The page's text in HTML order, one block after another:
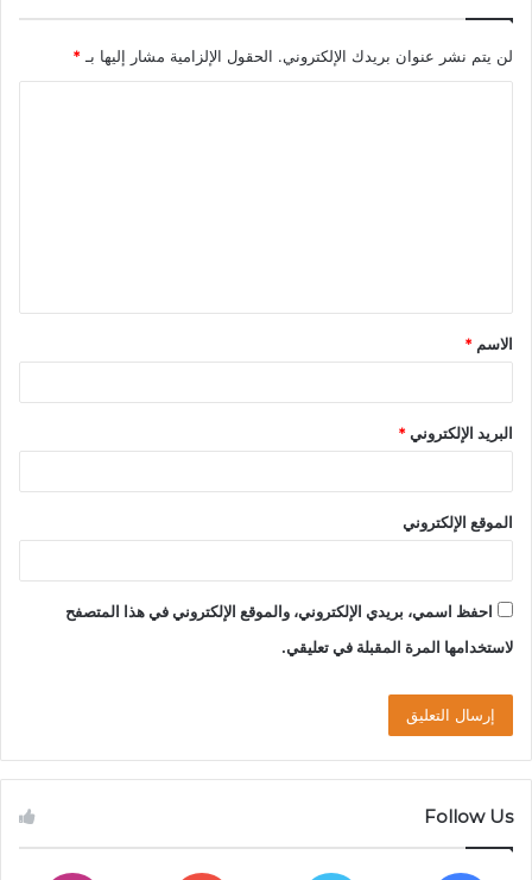
لن يتم نشر عنوان بريدك الإلكتروني. الحقول الإلزامية مشار إليها بـ*
الاسم *
البريد الإلكتروني*
الموقع الإلكتروني
احفظ اسمي، بريدي الإلكتروني، والموقع الإلكتروني في هذا المتصفح
لاستخدامها المرة المقبلة في تعليقي.
Follow Us